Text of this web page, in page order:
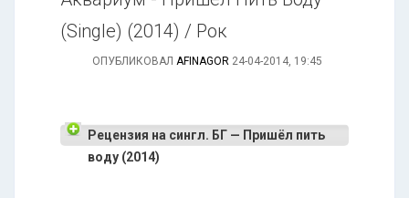
(Single) (2014) / Рок
ОПУБЛИКОВАЛ AFINAGOR 24-04-2014, 19:45
Рецензия на сингл. БГ — Пришёл пить
воду (2014)